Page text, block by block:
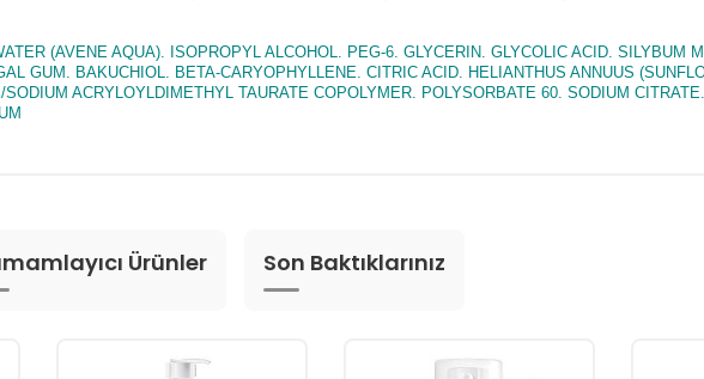
(AVENE AQUA). ISOPROPYL ALCOHOL. PEG-6. GLYCERIN. GLYCOLIC ACID. SILYBUM
GUM. BAKUCHIOL. BETA-CARYOPHYLLENE. CITRIC ACID. HELIANTHUS ANNUUS
SODIUM ACRYLOYLDIMETHYL TAURATE COPOLYMER. POLYSORBATE 60. SODIUM
Ürünler Son Baktıklarınız